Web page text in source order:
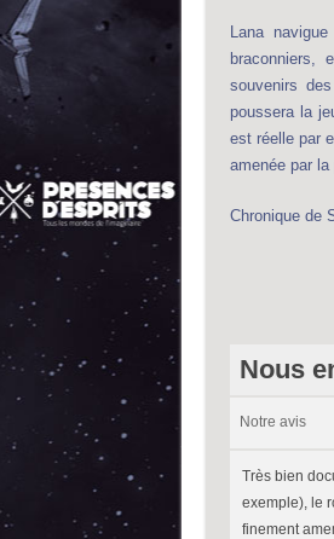
Lana
braconniers,
souvenirs
poussera la
est réelle par
amenée par
Chronique de
Nous
Notre avis
Très bien
exemple), le
finement